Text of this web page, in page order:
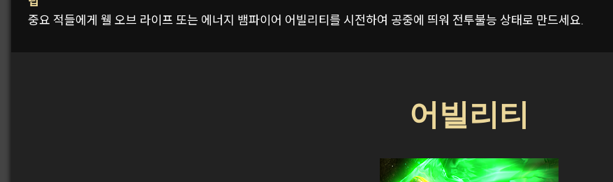
중요 적들에게 웰 오브 라이프 또는 에너지 뱀파이어 어빌리티를 시전하여 공중에 띄워 전투불능 상태로 만드세요.
어빌리티